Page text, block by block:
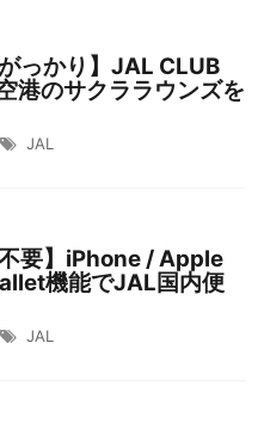
がっかり】JAL CLUB
港のサクララウンズを
JAL
不要】iPhone / Apple
機能でJAL国内便
JAL